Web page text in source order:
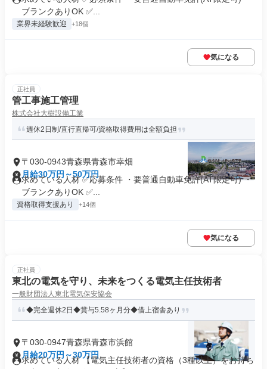
ブランクありOK ✅...
業界未経験歓迎 +18個
気になる
正社員
管工事施工管理
株式会社大樹設備工業
週休2日制/直行直帰可/資格取得費用は全額負担
〒030-0943青森県青森市幸畑
月給30万円～50万円
求めている人材 ✅応募条件 ・要普通自動車免許(AT限定可) ・
ブランクありOK ✅...
資格取得支援あり +14個
気になる
正社員
東北の電気を守り、未来をつくる電気主任技術者
一般財団法人東北電気保安協会
◆完全週休2日◆賞与5.58ヶ月分◆借上宿舎あり
〒030-0947青森県青森市浜館
月給20万円～30万円
求めている人材 【電気主任技術者の資格（3種以上）をお持ち